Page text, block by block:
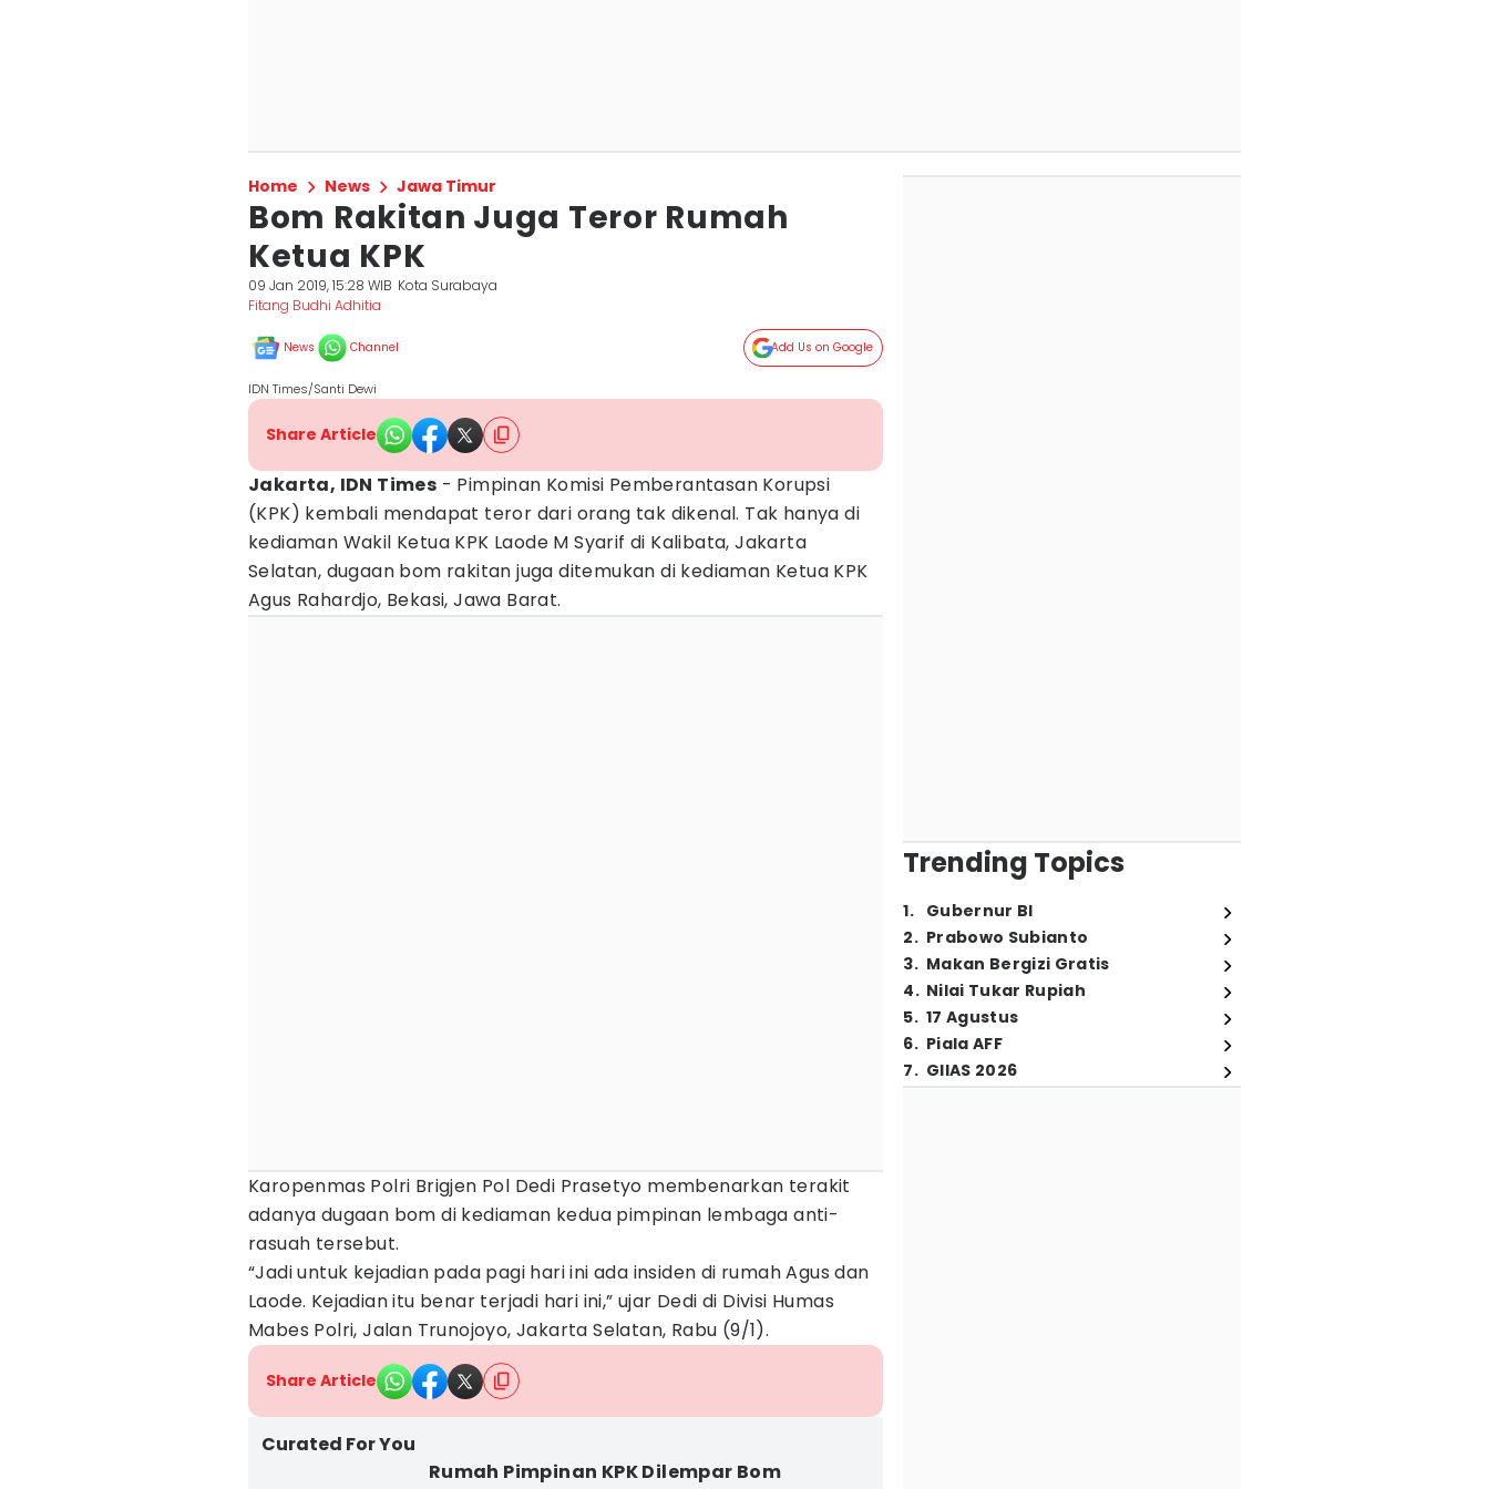
Home News Jawa Timur
Bom Rakitan Juga Teror Rumah
Ketua KPK
09 Jan 2019, 15:28 WIB Kota Surabaya
Fitang Budhi Adhitia
News Channel Add Us on Google
IDN Times/Santi Dewi
Share Article
Jakarta, IDN Times - Pimpinan Komisi Pemberantasan Korupsi
(KPK) kembali mendapat teror dari orang tak dikenal. Tak hanya di
kediaman Wakil Ketua KPK Laode M Syarif di Kalibata, Jakarta
Selatan, dugaan bom rakitan juga ditemukan di kediaman Ketua KPK
Agus Rahardjo, Bekasi, Jawa Barat.
Karopenmas Polri Brigjen Pol Dedi Prasetyo membenarkan terakit
adanya dugaan bom di kediaman kedua pimpinan lembaga anti-
rasuah tersebut.
“Jadi untuk kejadian pada pagi hari ini ada insiden di rumah Agus dan
Laode. Kejadian itu benar terjadi hari ini,” ujar Dedi di Divisi Humas
Mabes Polri, Jalan Trunojoyo, Jakarta Selatan, Rabu (9/1).
Share Article
Curated For You
Rumah Pimpinan KPK Dilempar Bom
Trending Topics
1. Gubernur BI
2. Prabowo Subianto
3. Makan Bergizi Gratis
4. Nilai Tukar Rupiah
5. 17 Agustus
6. Piala AFF
7. GIIAS 2026